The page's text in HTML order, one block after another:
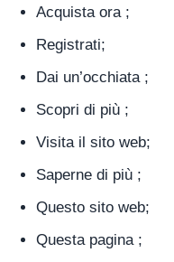
Acquista ora ;
Registrati;
Dai un’occhiata ;
Scopri di più ;
Visita il sito web;
Saperne di più ;
Questo sito web;
Questa pagina ;